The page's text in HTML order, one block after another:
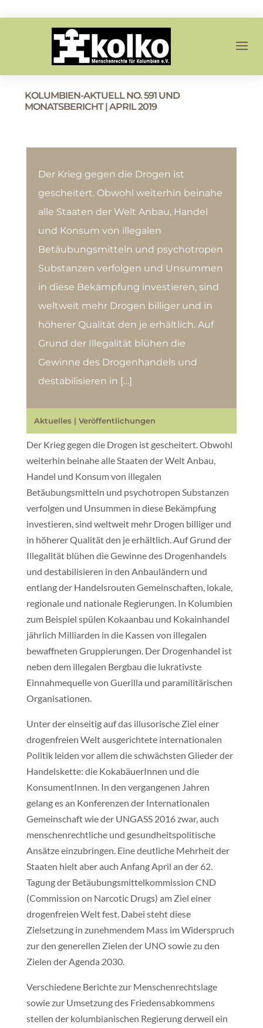
KOLUMBIEN-AKTUELL NO. 591 UND
MONATSBERICHT | APRIL 2019
Der Krieg gegen die Drogen ist
gescheitert. Obwohl weiterhin beinahe
alle Staaten der Welt Anbau, Handel
und Konsum von illegalen
Betäubungsmitteln und psychotropen
Substanzen verfolgen und Unsummen
in diese Bekämpfung investieren, sind
weltweit mehr Drogen billiger und in
höherer Qualität den je erhältlich. Auf
Grund der Illegalität blühen die
Gewinne des Drogenhandels und
destabilisieren in […]
Aktuelles| Veröffentlichungen
Der Krieg gegen die Drogen ist gescheitert. Obwohl
weiterhin beinahe alle Staaten der Welt Anbau,
Handel und Konsum von illegalen
Betäubungsmitteln und psychotropen Substanzen
verfolgen und Unsummen in diese Bekämpfung
investieren, sind weltweit mehr Drogen billiger und
in höherer Qualität den je erhältlich. Auf Grund der
Illegalität blühen die Gewinne des Drogenhandels
und destabilisieren in den Anbauländern und
entlang der Handelsrouten Gemeinschaften, lokale,
regionale und nationale Regierungen. In Kolumbien
zum Beispiel spülen Kokaanbau und Kokainhandel
jährlich Milliarden in die Kassen von illegalen
bewaffneten Gruppierungen. Der Drogenhandel ist
neben dem illegalen Bergbau die lukrativste
Einnahmequelle von Guerilla und paramilitärischen
Organisationen.
Unter der einseitig auf das illusorische Ziel einer
drogenfreien Welt ausgerichtete internationalen
Politik leiden vor allem die schwächsten Glieder der
Handelskette: die KokabäuerInnen und die
KonsumentInnen. In den vergangenen Jahren
gelang es an Konferenzen der Internationalen
Gemeinschaft wie der UNGASS 2016 zwar, auch
menschenrechtliche und gesundheitspolitische
Ansätze einzubringen. Eine deutliche Mehrheit der
Staaten hielt aber auch Anfang April an der 62.
Tagung der Betäubungsmittelkommission CND
(Commission on Narcotic Drugs) am Ziel einer
drogenfreien Welt fest. Dabei steht diese
Zielsetzung in zunehmendem Mass im Widerspruch
zur den generellen Zielen der UNO sowie zu den
Zielen der Agenda 2030.
Verschiedene Berichte zur Menschenrechtslage
sowie zur Umsetzung des Friedensabkommens
stellen der kolumbianischen Regierung derweil ein